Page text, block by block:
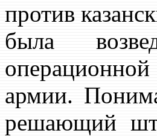
против
была
армии.
решающий